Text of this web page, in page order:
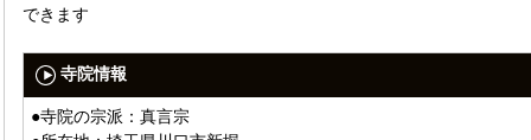
できます
寺院情報
●寺院の宗派：真言宗